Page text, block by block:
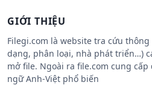
GIỚI THIỆU
Filegi.com là website tra cứu
dạng, phân loại, nhà phát triển…)
mở file. Ngoài ra file.com cung
ngữ Anh-Việt phổ biến